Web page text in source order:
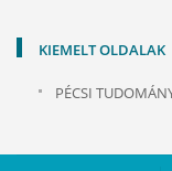
KIEMELT OLDALAK
PÉCSI